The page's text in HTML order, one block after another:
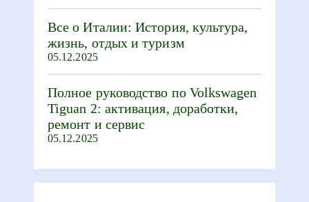
Все о Италии: История, культура,
жизнь, отдых и туризм
05.12.2025
Полное руководство по Volkswagen
Tiguan 2: активация, доработки,
ремонт и сервис
05.12.2025